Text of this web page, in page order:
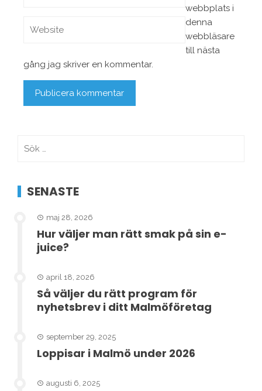
webbplats i
denna
webbläsare
till nästa
gång jag skriver en kommentar.
SENASTE
maj 28, 2026
Hur väljer man rätt smak på sin e-
juice?
april 18, 2026
Så väljer du rätt program för
nyhetsbrev i ditt Malmöföretag
september 29, 2025
Loppisar i Malmö under 2026
augusti 6, 2025